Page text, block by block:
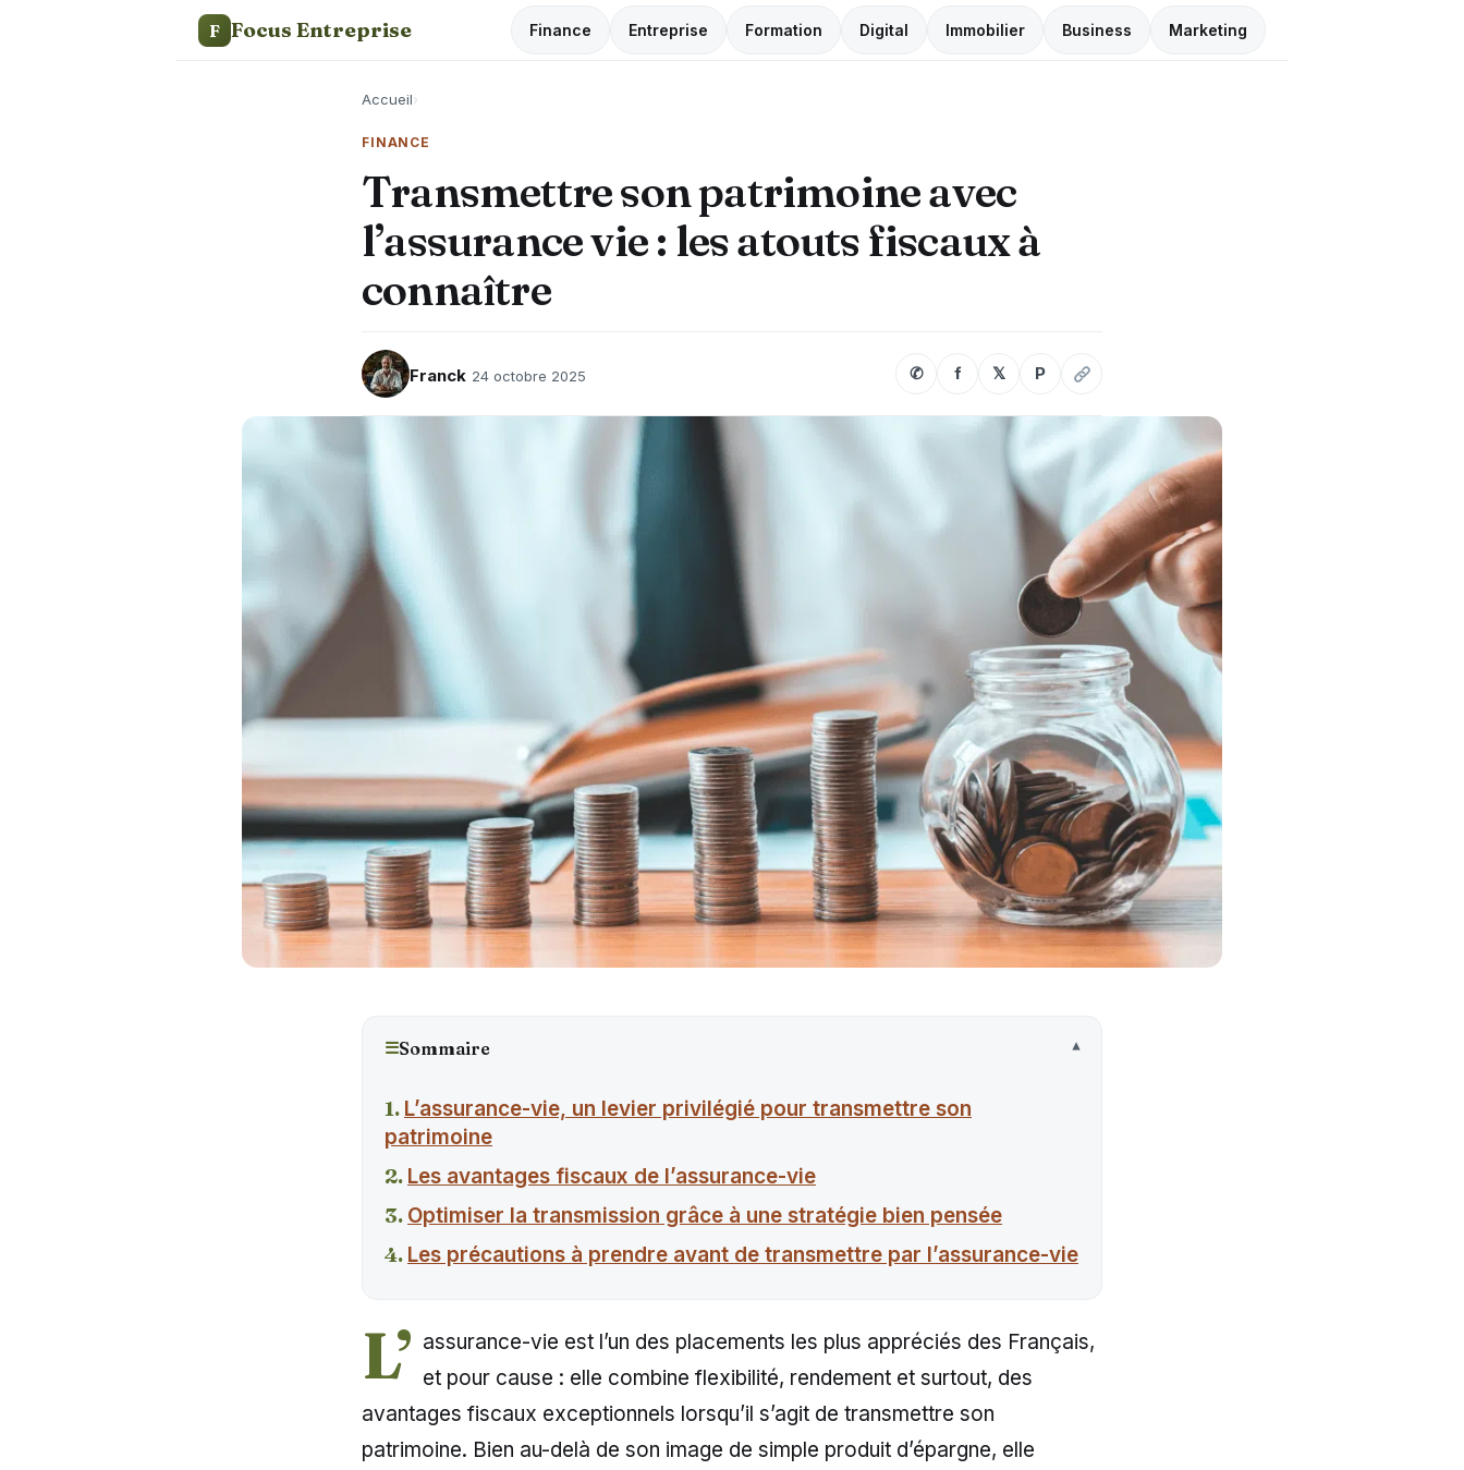
F Focus Entreprise Finance Entreprise Formation Digital Immobilier Business Marketing
Accueil›
FINANCE
Transmettre son patrimoine avec
l’assurance vie : les atouts fiscaux à
connaître
Franck 24 octobre 2025 ✆ f 𝕏 P
☰Sommaire
L’assurance-vie, un levier privilégié pour transmettre son
patrimoine
Les avantages fiscaux de l’assurance-vie
Optimiser la transmission grâce à une stratégie bien pensée
Les précautions à prendre avant de transmettre par l’assurance-vie
L’ assurance-vie est l’un des placements les plus appréciés des Français,
et pour cause : elle combine flexibilité, rendement et surtout, des
avantages fiscaux exceptionnels lorsqu’il s’agit de transmettre son
patrimoine. Bien au-delà de son image de simple produit d’épargne, elle